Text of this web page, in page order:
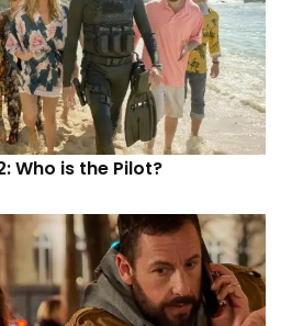
Who is the Pilot?